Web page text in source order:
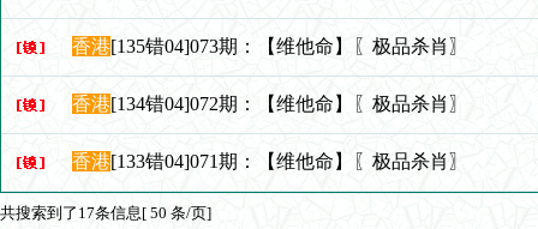
香港[135错04]073期：【维他命】〖极品杀肖〗
香港[134错04]072期：【维他命】〖极品杀肖〗
香港[133错04]071期：【维他命】〖极品杀肖〗
共搜索到了17条信息[ 50 条/页]